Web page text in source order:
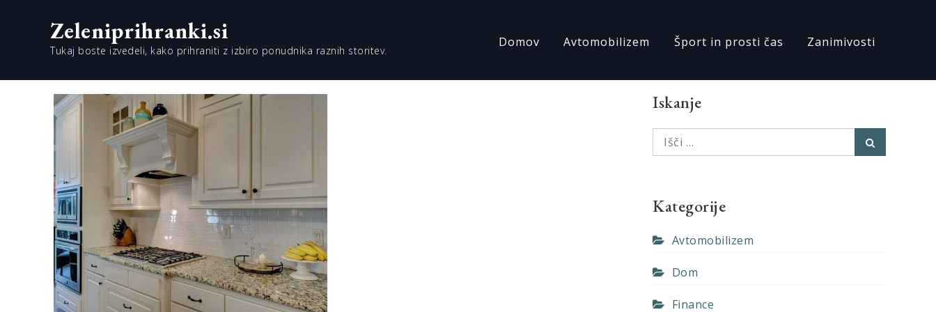
Zeleniprihranki.si
Tukaj boste izvedeli, kako prihraniti z izbiro ponudnika raznih storitev.
Domov Avtomobilizem Šport in prosti čas Zanimivosti
Iskanje
Išči:
Kategorije
Avtomobilizem
Dom
Finance